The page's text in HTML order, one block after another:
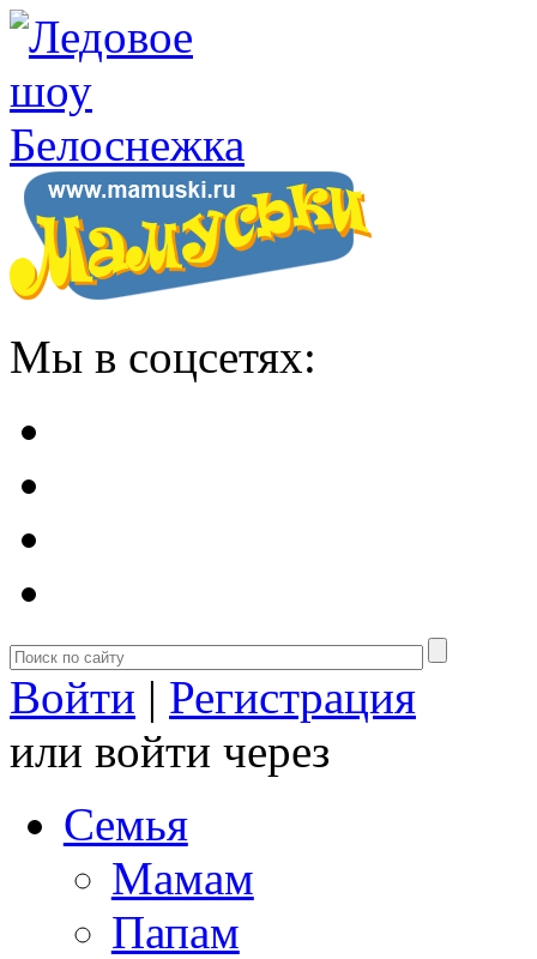
Мы в соцсетях:
Войти | Регистрация
или войти через
Семья
Мамам
Папам